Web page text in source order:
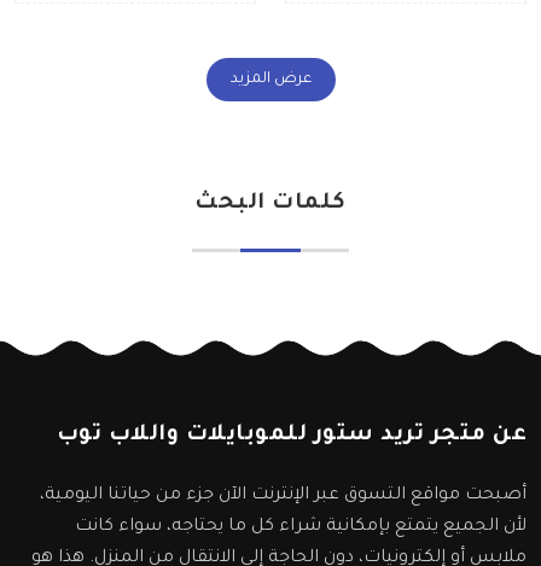
عرض المزيد
كلمات البحث
عن متجر تريد ستور للموبايلات واللاب توب
أصبحت مواقع التسوق عبر الإنترنت الآن جزء من حياتنا اليومية،
لأن الجميع يتمتع بإمكانية شراء كل ما يحتاجه، سواء كانت
ملابس أو إلكترونيات، دون الحاجة إلى الانتقال من المنزل. هذا هو